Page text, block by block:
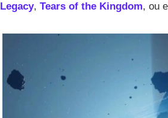
Legacy, Tears of the Kingdom, ou